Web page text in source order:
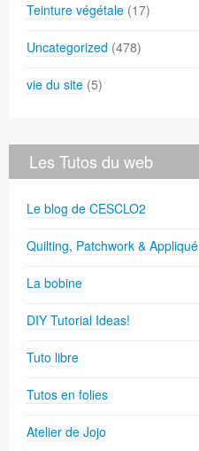
Teinture végétale (17)
Uncategorized (478)
vie du site (5)
Les Tutos du web
Le blog de CESCLO2
Quilting, Patchwork & Appliqué
La bobine
DIY Tutorial Ideas!
Tuto libre
Tutos en folies
Atelier de Jojo